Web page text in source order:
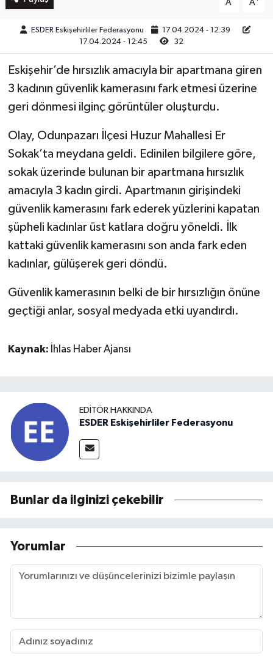
A A
ESDER Eskişehirliler Federasyonu
17.04.2024 - 12:39
17.04.2024 - 12:45
32
Eskişehir’de hırsızlık amacıyla bir apartmana giren
3 kadının güvenlik kamerasını fark etmesi üzerine
geri dönmesi ilginç görüntüler oluşturdu.
Olay, Odunpazarı İlçesi Huzur Mahallesi Er
Sokak’ta meydana geldi. Edinilen bilgilere göre,
sokak üzerinde bulunan bir apartmana hırsızlık
amacıyla 3 kadın girdi. Apartmanın girişindeki
güvenlik kamerasını fark ederek yüzlerini kapatan
şüpheli kadınlar üst katlara doğru yöneldi. İlk
kattaki güvenlik kamerasını son anda fark eden
kadınlar, gülüşerek geri döndü.
Güvenlik kamerasının belki de bir hırsızlığın önüne
geçtiği anlar, sosyal medyada etki uyandırdı.
Kaynak: İhlas Haber Ajansı
EDITÖR HAKKINDA
ESDER Eskişehirliler Federasyonu
Bunlar da ilginizi çekebilir
Yorumlar